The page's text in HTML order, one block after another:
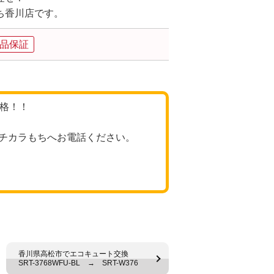
川店です。
保証
！！
ラもちへお電話ください。
香川県高松市でエコキュート交換
SRT-3768WFU-BL → SRT-W376